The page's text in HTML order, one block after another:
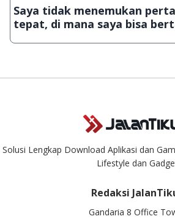
download secara manual, sehingga
aplikasi & games tidak dapat tercapai
singkat.
Saya tidak menemukan
tepat, di mana saya bisa
Kami dengan senang hati menjawab
Solusi Lengkap Download Aplikasi dan
Lifestyle dan
Redaksi
Gandaria 8 Office